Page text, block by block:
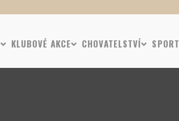
KLUBOVÉ AKCE CHOVATELSTVÍ SPORT